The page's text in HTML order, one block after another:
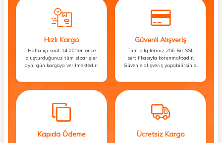
Hızlı Kargo
Hafta içi saat 14:00’ten önce
oluşturduğunuz tüm siparişler
aynı gün kargoya verilmektedir.
Güvenli Alışveriş
Tüm bilgileriniz 256 Bit SSL
sertifikasıyla korunmaktadır.
Güvenle alışveriş yapabilirsiniz.
Kapıda Ödeme Ücretsiz Kargo